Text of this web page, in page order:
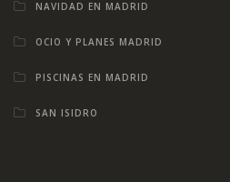
NAVIDAD EN MADRID
OCIO Y PLANES MADRID
PISCINAS EN MADRID
SAN ISIDRO